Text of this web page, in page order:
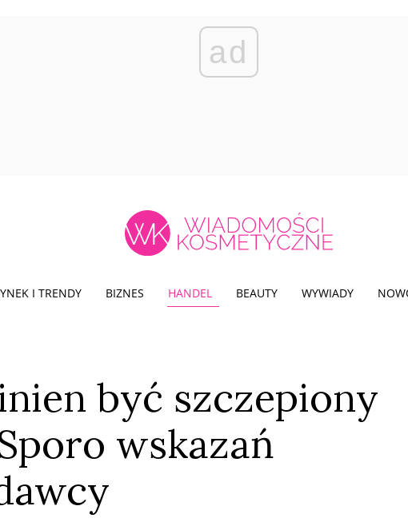
ad
I TRENDY BIZNES HANDEL BEAUTY WYWIADY
być szczepiony
wskazań